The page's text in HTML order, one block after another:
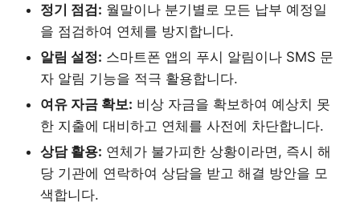
정기 점검: 월말이나 분기별로 모든 납부 예정일
을 점검하여 연체를 방지합니다.
알림 설정: 스마트폰 앱의 푸시 알림이나 SMS 문
자 알림 기능을 적극 활용합니다.
여유 자금 확보: 비상 자금을 확보하여 예상치 못
한 지출에 대비하고 연체를 사전에 차단합니다.
상담 활용: 연체가 불가피한 상황이라면, 즉시 해
당 기관에 연락하여 상담을 받고 해결 방안을 모
색합니다.